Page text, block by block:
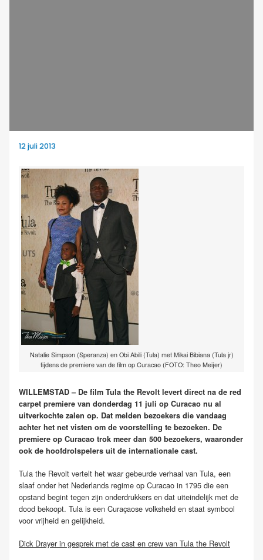
12 juli 2013
Natalie Simpson (Speranza) en Obi Abili (Tula) met Mikai Bibiana (Tula jr)
tijdens de premiere van de film op Curacao (FOTO: Theo Meijer)
WILLEMSTAD – De film Tula the Revolt levert direct na de red
carpet premiere van donderdag 11 juli op Curacao nu al
uitverkochte zalen op. Dat melden bezoekers die vandaag
achter het net visten om de voorstelling te bezoeken. De
premiere op Curacao trok meer dan 500 bezoekers, waaronder
ook de hoofdrolspelers uit de internationale cast.
Tula the Revolt vertelt het waar gebeurde verhaal van Tula, een
slaaf onder het Nederlands regime op Curacao in 1795 die een
opstand begint tegen zijn onderdrukkers en dat uiteindelijk met de
dood bekoopt. Tula is een Curaçaose volksheld en staat symbool
voor vrijheid en gelijkheid.
Dick Drayer in gesprek met de cast en crew van Tula the Revolt